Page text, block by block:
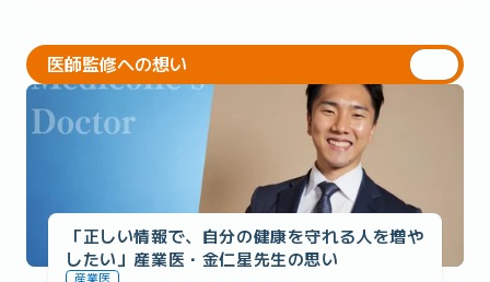
医師監修への想い
医師監修への想い
「正しい情報で、自分の健康を守れる人を増や
したい」産業医・金仁星先生の思い
産業医